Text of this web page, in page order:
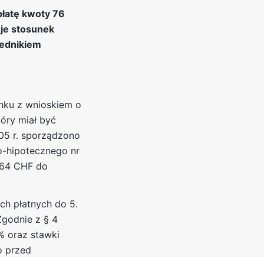
kwoty 76
stosunek
z wnioskiem o
miał być
r. sporządzono
hipotecznego nr
CHF do
płatnych do 5.
z § 4
oraz stawki
przed